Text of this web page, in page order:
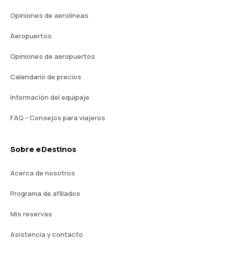
Opiniones de aerolíneas
Aeropuertos
Opiniones de aeropuertos
Calendario de precios
Información del equipaje
FAQ - Consejos para viajeros
Sobre eDestinos
Acerca de nosotros
Programa de afiliados
Mis reservas
Asistencia y contacto